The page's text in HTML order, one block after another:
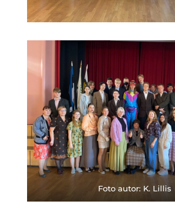
Foto autor: K. Lillis